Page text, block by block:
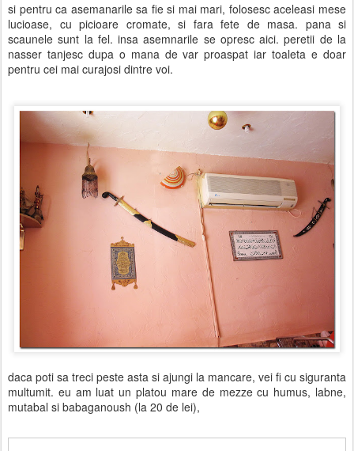
si pentru ca asemanarile sa fie si mai mari, folosesc aceleasi mese
lucioase, cu picioare cromate, si fara fete de masa. pana si
scaunele sunt la fel. insa asemnarile se opresc aici. peretii de la
nasser tanjesc dupa o mana de var proaspat iar toaleta e doar
pentru cei mai curajosi dintre voi.
daca poti sa treci peste asta si ajungi la mancare, vei fi cu siguranta
multumit. eu am luat un platou mare de mezze cu humus, labne,
mutabal si babaganoush (la 20 de lei),